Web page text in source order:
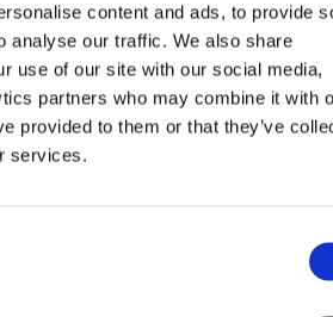
content and ads, to provide
analyse our traffic. We also share
use of our site with our social media,
partners who may combine it with
provided to them or that they’ve
services.
| Delaval 86538380